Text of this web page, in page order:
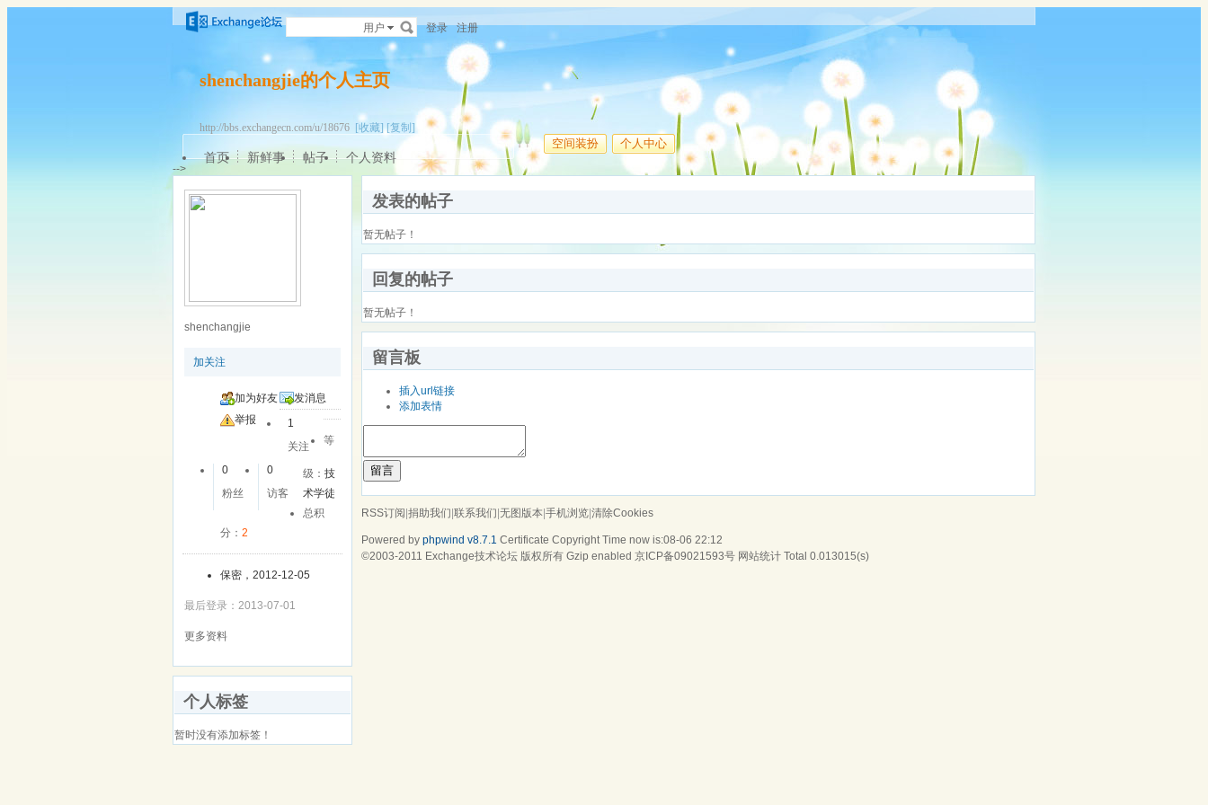
用户 登录 注册
shenchangjie的个人主页
http://bbs.exchangecn.com/u/18676 [收藏] [复制]
空间装扮 个人中心
首页 新鲜事 帖子 个人资料
-->
shenchangjie
加关注
加为好友
发消息
举报
1
关注
0
粉丝
0
访客
等
级：技
术学徒
总积
分： 2
保密，2012-12-05
最后登录：2013-07-01
更多资料
个人标签
暂时没有添加标签！
发表的帖子
暂无帖子！
回复的帖子
暂无帖子！
留言板
插入url链接
添加表情
留言
RSS订阅|捐助我们|联系我们|无图版本|手机浏览|清除Cookies
Powered by phpwind v8.7.1 Certificate Copyright Time now is:08-06 22:12
©2003-2011 Exchange技术论坛 版权所有 Gzip enabled 京ICP备09021593号 网站统计 Total 0.013015(s)